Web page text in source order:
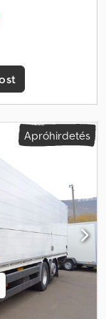
* Emelhető
fülke * Klíma *
* Adaptív
* Euro 6 Több
Megfelelő
Apróhirdetés